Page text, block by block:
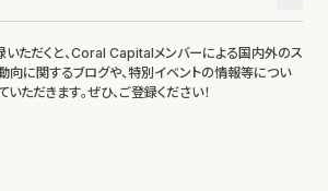
いただくと、Coral Capitalメンバーによる国内外のス
向に関するブログや、特別イベントの情報等につい
ただきます。ぜひ、ご登録ください！